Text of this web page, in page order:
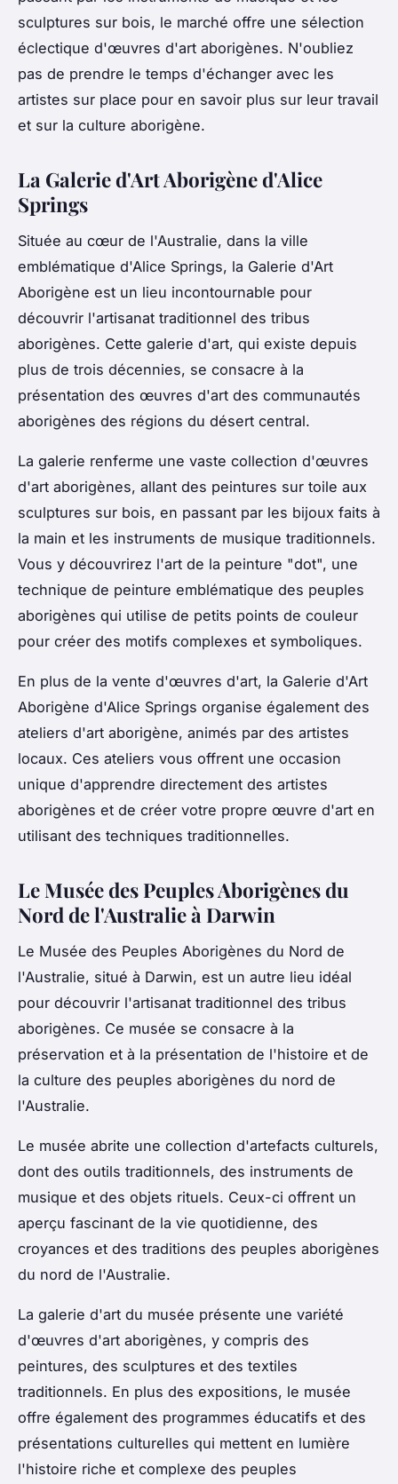
sculptures sur bois, le marché offre une sélection
éclectique d'œuvres d'art aborigènes. N'oubliez
pas de prendre le temps d'échanger avec les
artistes sur place pour en savoir plus sur leur travail
et sur la culture aborigène.
La Galerie d'Art Aborigène d'Alice
Springs
Située au cœur de l'Australie, dans la ville
emblématique d'Alice Springs, la Galerie d'Art
Aborigène est un lieu incontournable pour
découvrir l'artisanat traditionnel des tribus
aborigènes. Cette galerie d'art, qui existe depuis
plus de trois décennies, se consacre à la
présentation des œuvres d'art des communautés
aborigènes des régions du désert central.
La galerie renferme une vaste collection d'œuvres
d'art aborigènes, allant des peintures sur toile aux
sculptures sur bois, en passant par les bijoux faits à
la main et les instruments de musique traditionnels.
Vous y découvrirez l'art de la peinture "dot", une
technique de peinture emblématique des peuples
aborigènes qui utilise de petits points de couleur
pour créer des motifs complexes et symboliques.
En plus de la vente d'œuvres d'art, la Galerie d'Art
Aborigène d'Alice Springs organise également des
ateliers d'art aborigène, animés par des artistes
locaux. Ces ateliers vous offrent une occasion
unique d'apprendre directement des artistes
aborigènes et de créer votre propre œuvre d'art en
utilisant des techniques traditionnelles.
Le Musée des Peuples Aborigènes du
Nord de l'Australie à Darwin
Le Musée des Peuples Aborigènes du Nord de
l'Australie, situé à Darwin, est un autre lieu idéal
pour découvrir l'artisanat traditionnel des tribus
aborigènes. Ce musée se consacre à la
préservation et à la présentation de l'histoire et de
la culture des peuples aborigènes du nord de
l'Australie.
Le musée abrite une collection d'artefacts culturels,
dont des outils traditionnels, des instruments de
musique et des objets rituels. Ceux-ci offrent un
aperçu fascinant de la vie quotidienne, des
croyances et des traditions des peuples aborigènes
du nord de l'Australie.
La galerie d'art du musée présente une variété
d'œuvres d'art aborigènes, y compris des
peintures, des sculptures et des textiles
traditionnels. En plus des expositions, le musée
offre également des programmes éducatifs et des
présentations culturelles qui mettent en lumière
l'histoire riche et complexe des peuples